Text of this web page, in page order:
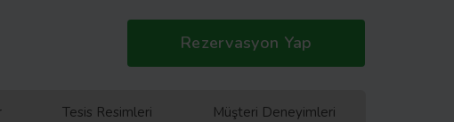
Rezervasyon Yap
Tesis Resimleri Müşteri Deneyimleri